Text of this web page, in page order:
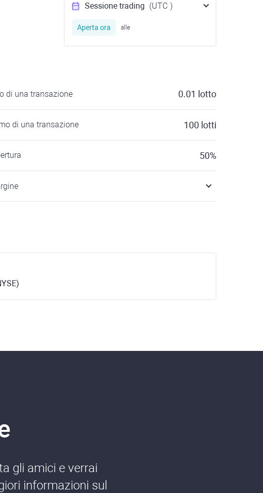
Sessione trading (UTC )
Aperta ora alle
di una transazione 0.01 lotto
di una transazione 100 lotti
50%
gli amici e verrai
informazioni sul